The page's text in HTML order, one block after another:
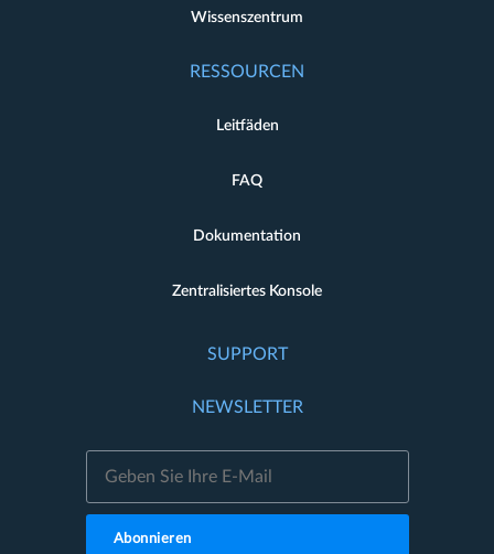
Wissenszentrum
RESSOURCEN
Leitfäden
FAQ
Dokumentation
Zentralisiertes Konsole
SUPPORT
NEWSLETTER
Abonnieren